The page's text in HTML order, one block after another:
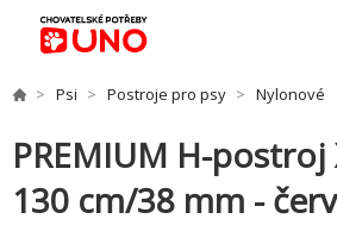
Psi Postroje pro psy Nylonové
PREMIUM H-postroj
130 cm/38 mm -